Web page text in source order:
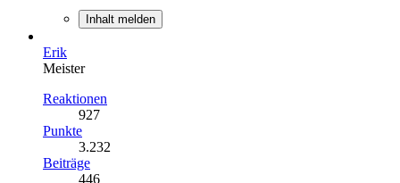
Inhalt melden
Erik
Meister
Reaktionen
927
Punkte
3.232
Beiträge
446